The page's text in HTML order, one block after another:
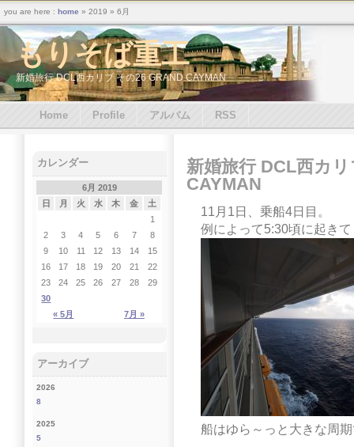
もりそば重工
新婚旅行 DCL西カリブ その26 GRAND CAYMAN
新婚旅行 DCL西カ
CAYMAN
11月1日、乗船4日目。
例によって5:30頃に起き
船はゆら～っと大きな周
カレンダー
6月 2019
日
月 火 水 木 金 土
« 5月 7月 »
1
2
3 4 5 6 7
8
9
10 11 12 13 14
15
16
17 18 19 20 21
22
23
24 25 26 27 28
29
30
アーカイブ
2026
8
2025
5
Home Profile アルバム RSS
you are here : home » 2019 » 6月